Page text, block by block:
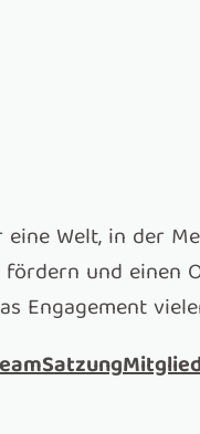
Welt, in der
fördern und
Engagement
Satzung